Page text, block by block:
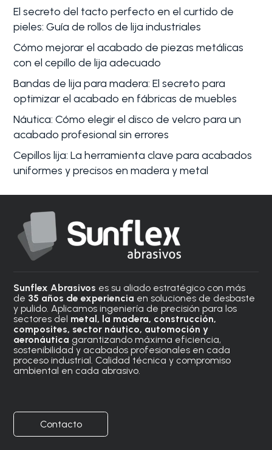
El secreto del tacto perfecto en el curtido de
pieles: Guía de rollos de lija industriales
Cómo mejorar el acabado de piezas metálicas
con el cepillo de lija adecuado
Bandas de lija para madera: El secreto para
optimizar el acabado en fábricas de muebles
Náutica: Cómo elegir el disco de velcro para un
acabado profesional sin errores
Cepillos lija: La herramienta clave para acabados
uniformes y precisos en madera y metal
Sunflex Abrasivos es su aliado estratégico con más
de 35 años de experiencia en soluciones de desbaste
y pulido. Aplicamos ingeniería de precisión para los
sectores del metal, la madera, construcción,
composites, sector náutico, automoción y
aeronáutica garantizando máxima eficiencia,
sostenibilidad y acabados profesionales en cada
proceso industrial. Calidad técnica y compromiso
ambiental en cada abrasivo.
Contacto